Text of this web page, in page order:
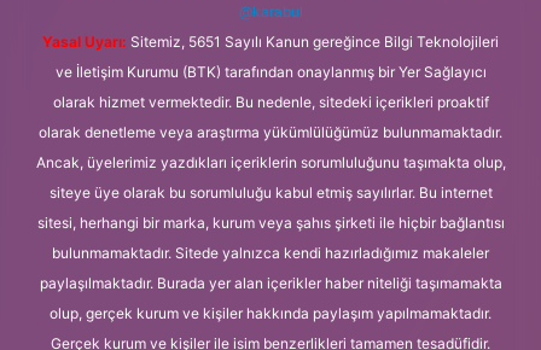
@karabul
Yasal Uyarı: Sitemiz, 5651 Sayılı Kanun gereğince Bilgi Teknolojileri
ve İletişim Kurumu (BTK) tarafından onaylanmış bir Yer Sağlayıcı
olarak hizmet vermektedir. Bu nedenle, sitedeki içerikleri proaktif
olarak denetleme veya araştırma yükümlülüğümüz bulunmamaktadır.
Ancak, üyelerimiz yazdıkları içeriklerin sorumluluğunu taşımakta olup,
siteye üye olarak bu sorumluluğu kabul etmiş sayılırlar. Bu internet
sitesi, herhangi bir marka, kurum veya şahıs şirketi ile hiçbir bağlantısı
bulunmamaktadır. Sitede yalnızca kendi hazırladığımız makaleler
paylaşılmaktadır. Burada yer alan içerikler haber niteliği taşımamakta
olup, gerçek kurum ve kişiler hakkında paylaşım yapılmamaktadır.
Gerçek kurum ve kişiler ile isim benzerlikleri tamamen tesadüfidir.